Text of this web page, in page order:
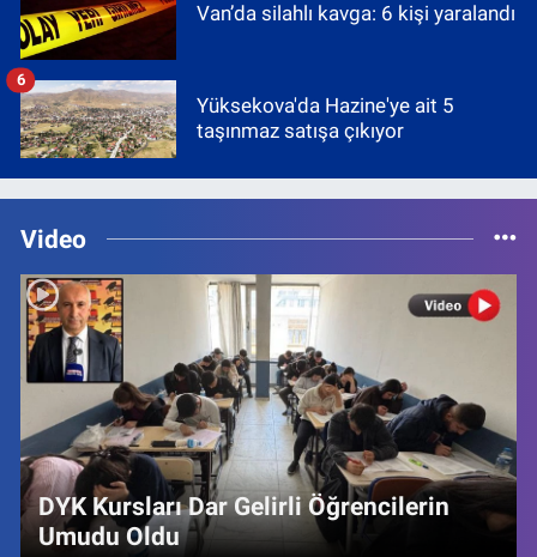
Van’da silahlı kavga: 6 kişi yaralandı
Yüksekova'da Hazine'ye ait 5
taşınmaz satışa çıkıyor
6
Video
DYK Kursları Dar Gelirli Öğrencilerin
Umudu Oldu